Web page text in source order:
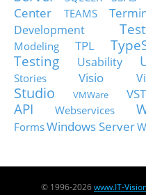
Center
TEAMS
Development
Modeling
TPL
Testing
Usability
Stories
Visio
Studio
VMWare
API
Webservices
FormsWindows Server
© 1996-2026www.IT-